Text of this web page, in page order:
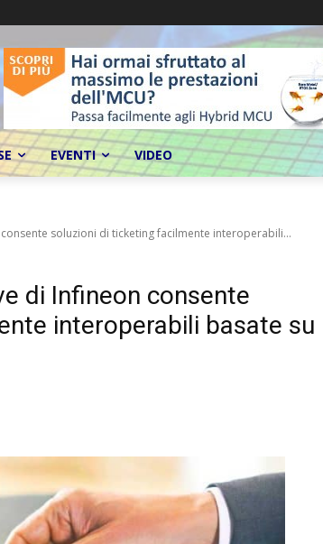
EVENTI VIDEO
consente soluzioni di ticketing facilmente interoperabili...
di Infineon consente
interoperabili basate su